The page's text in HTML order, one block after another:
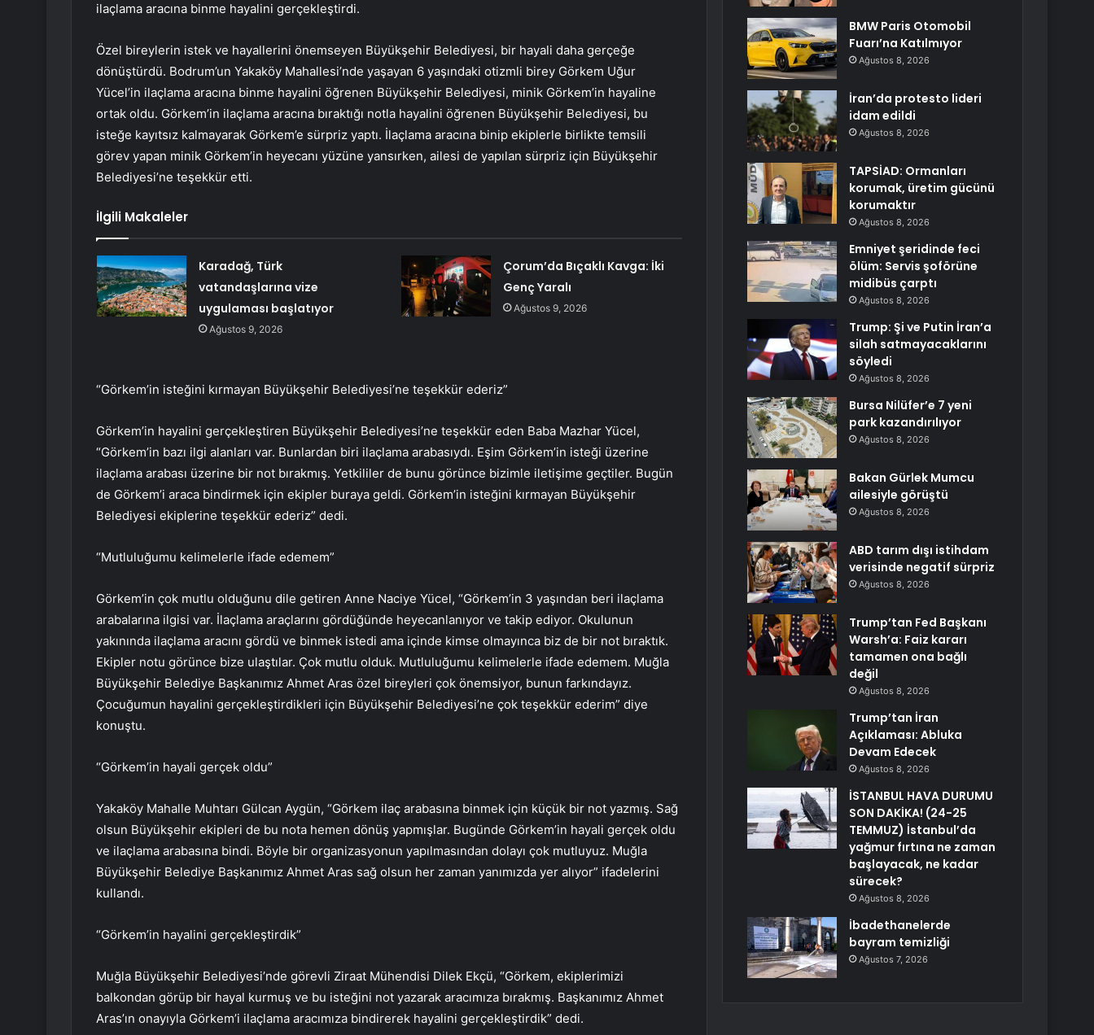
ilaçlama aracına binme hayalini gerçekleştirdi.
Özel bireylerin istek ve hayallerini önemseyen Büyükşehir Belediyesi, bir hayali daha gerçeğe
dönüştürdü. Bodrum’un Yakaköy Mahallesi’nde yaşayan 6 yaşındaki otizmli birey Görkem Uğur
Yücel’in ilaçlama aracına binme hayalini öğrenen Büyükşehir Belediyesi, minik Görkem’in hayaline
ortak oldu. Görkem’in ilaçlama aracına bıraktığı notla hayalini öğrenen Büyükşehir Belediyesi, bu
isteğe kayıtsız kalmayarak Görkem’e sürpriz yaptı. İlaçlama aracına binip ekiplerle birlikte temsili
görev yapan minik Görkem’in heyecanı yüzüne yansırken, ailesi de yapılan sürpriz için Büyükşehir
Belediyesi’ne teşekkür etti.
İlgili Makaleler
Karadağ, Türk
vatandaşlarına vize
uygulaması başlatıyor
Ağustos 9, 2026
Çorum’da Bıçaklı Kavga: İki
Genç Yaralı
Ağustos 9, 2026
“Görkem’in isteğini kırmayan Büyükşehir Belediyesi’ne teşekkür ederiz”
Görkem’in hayalini gerçekleştiren Büyükşehir Belediyesi’ne teşekkür eden Baba Mazhar Yücel,
“Görkem’in bazı ilgi alanları var. Bunlardan biri ilaçlama arabasıydı. Eşim Görkem’in isteği üzerine
ilaçlama arabası üzerine bir not bırakmış. Yetkililer de bunu görünce bizimle iletişime geçtiler. Bugün
de Görkem’i araca bindirmek için ekipler buraya geldi. Görkem’in isteğini kırmayan Büyükşehir
Belediyesi ekiplerine teşekkür ederiz” dedi.
“Mutluluğumu kelimelerle ifade edemem”
Görkem’in çok mutlu olduğunu dile getiren Anne Naciye Yücel, “Görkem’in 3 yaşından beri ilaçlama
arabalarına ilgisi var. İlaçlama araçlarını gördüğünde heyecanlanıyor ve takip ediyor. Okulunun
yakınında ilaçlama aracını gördü ve binmek istedi ama içinde kimse olmayınca biz de bir not bıraktık.
Ekipler notu görünce bize ulaştılar. Çok mutlu olduk. Mutluluğumu kelimelerle ifade edemem. Muğla
Büyükşehir Belediye Başkanımız Ahmet Aras özel bireyleri çok önemsiyor, bunun farkındayız.
Çocuğumun hayalini gerçekleştirdikleri için Büyükşehir Belediyesi’ne çok teşekkür ederim” diye
konuştu.
“Görkem’in hayali gerçek oldu”
Yakaköy Mahalle Muhtarı Gülcan Aygün, “Görkem ilaç arabasına binmek için küçük bir not yazmış. Sağ
olsun Büyükşehir ekipleri de bu nota hemen dönüş yapmışlar. Bugünde Görkem’in hayali gerçek oldu
ve ilaçlama arabasına bindi. Böyle bir organizasyonun yapılmasından dolayı çok mutluyuz. Muğla
Büyükşehir Belediye Başkanımız Ahmet Aras sağ olsun her zaman yanımızda yer alıyor” ifadelerini
kullandı.
“Görkem’in hayalini gerçekleştirdik”
Muğla Büyükşehir Belediyesi’nde görevli Ziraat Mühendisi Dilek Ekçü, “Görkem, ekiplerimizi
balkondan görüp bir hayal kurmuş ve bu isteğini not yazarak aracımıza bırakmış. Başkanımız Ahmet
Aras’ın onayıyla Görkem’i ilaçlama aracımıza bindirerek hayalini gerçekleştirdik” dedi.
BMW Paris Otomobil
Fuarı’na Katılmıyor
Ağustos 8, 2026
İran’da protesto lideri
idam edildi
Ağustos 8, 2026
TAPSİAD: Ormanları
korumak, üretim gücünü
korumaktır
Ağustos 8, 2026
Emniyet şeridinde feci
ölüm: Servis şoförüne
midibüs çarptı
Ağustos 8, 2026
Trump: Şi ve Putin İran’a
silah satmayacaklarını
söyledi
Ağustos 8, 2026
Bursa Nilüfer’e 7 yeni
park kazandırılıyor
Ağustos 8, 2026
Bakan Gürlek Mumcu
ailesiyle görüştü
Ağustos 8, 2026
ABD tarım dışı istihdam
verisinde negatif sürpriz
Ağustos 8, 2026
Trump’tan Fed Başkanı
Warsh’a: Faiz kararı
tamamen ona bağlı
değil
Ağustos 8, 2026
Trump’tan İran
Açıklaması: Abluka
Devam Edecek
Ağustos 8, 2026
İSTANBUL HAVA DURUMU
SON DAKİKA! (24-25
TEMMUZ) İstanbul’da
yağmur fırtına ne zaman
başlayacak, ne kadar
sürecek?
Ağustos 8, 2026
İbadethanelerde
bayram temizliği
Ağustos 7, 2026